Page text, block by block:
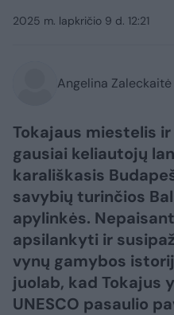
2025 m. lapkričio 9 d. 12:21
Angelina Zaleckaitė
Tokajaus miestelis
gausiai keliautojų
karališkasis
savybių turinčios
apylinkės.
apsilankyti ir
vynų gamybos
juolab, kad Tokajus
UNESCO pasaulio